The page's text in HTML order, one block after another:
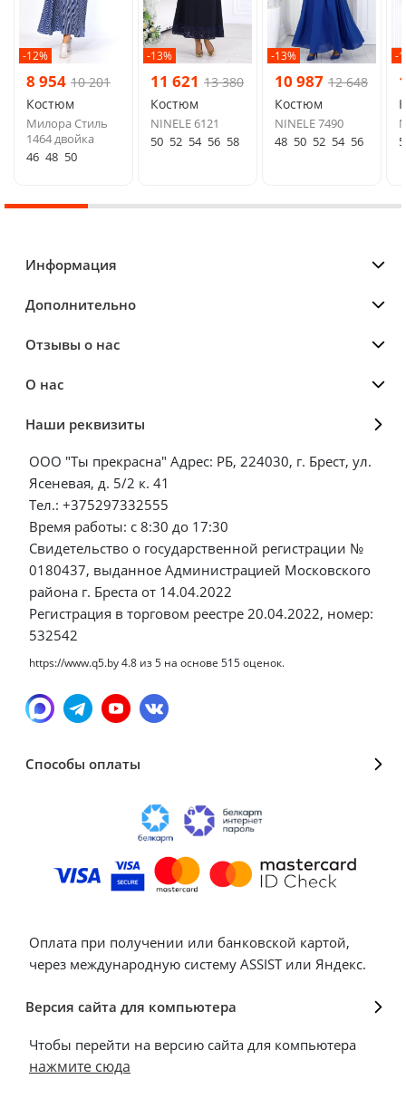
-12%
8 954 10 201
Костюм
Милора Стиль
1464 двойка
46 48 50
-13%
11 621 13 380
Костюм
NINELE 6121
50 52 54 56 58
-13%
10 987 12 648
Костюм
NINELE 7490
48 50 52 54 56
-
Информация
Дополнительно
Отзывы о нас
О нас
Наши реквизиты
ООО "Ты прекрасна" Адрес: РБ, 224030, г. Брест, ул.
Ясеневая, д. 5/2 к. 41
Тел.: +375297332555
Время работы: с 8:30 до 17:30
Свидетельство о государственной регистрации №
0180437, выданное Администрацией Московского
района г. Бреста от 14.04.2022
Регистрация в торговом реестре 20.04.2022, номер:
532542
https://www.q5.by4.8 из5 на основе 515оценок.
Способы оплаты
Оплата при получении или банковской картой,
через международную систему ASSIST или Яндекс.
Версия сайта для компьютера
Чтобы перейти на версию сайта для компьютера
нажмите сюда